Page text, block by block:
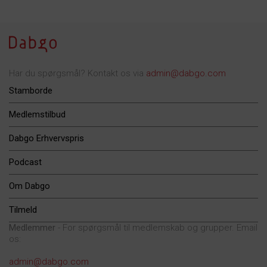
Har du spørgsmål? Kontakt os via admin@dabgo.com
Stamborde
Medlemstilbud
Dabgo Erhvervspris
Podcast
Om Dabgo
Tilmeld
Medlemmer - For spørgsmål til medlemskab og grupper. Email
os:
admin@dabgo.com